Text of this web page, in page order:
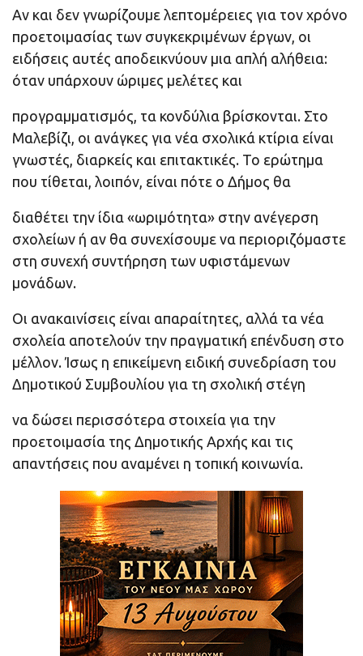
Αν και δεν γνωρίζουμε λεπτομέρειες για τον χρόνο
προετοιμασίας των συγκεκριμένων έργων, οι
ειδήσεις αυτές αποδεικνύουν μια απλή αλήθεια:
όταν υπάρχουν ώριμες μελέτες και
προγραμματισμός, τα κονδύλια βρίσκονται. Στο
Μαλεβίζι, οι ανάγκες για νέα σχολικά κτίρια είναι
γνωστές, διαρκείς και επιτακτικές. Το ερώτημα
που τίθεται, λοιπόν, είναι πότε ο Δήμος θα
διαθέτει την ίδια «ωριμότητα» στην ανέγερση
σχολείων ή αν θα συνεχίσουμε να περιοριζόμαστε
στη συνεχή συντήρηση των υφιστάμενων
μονάδων.
Οι ανακαινίσεις είναι απαραίτητες, αλλά τα νέα
σχολεία αποτελούν την πραγματική επένδυση στο
μέλλον. Ίσως η επικείμενη ειδική συνεδρίαση του
Δημοτικού Συμβουλίου για τη σχολική στέγη
να δώσει περισσότερα στοιχεία για την
προετοιμασία της Δημοτικής Αρχής και τις
απαντήσεις που αναμένει η τοπική κοινωνία.